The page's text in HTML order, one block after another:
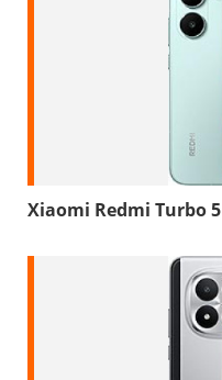
Xiaomi Redmi Turbo 5